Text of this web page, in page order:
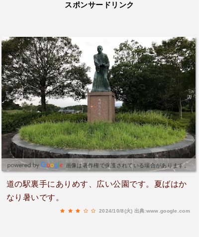
スポンサードリンク
画像は著作権で保護されている場合があります。
道の駅裏手にありめす、広い公園です。夏ばはか
なり暑いです。
2024/10/8(火) 出典:www.google.com